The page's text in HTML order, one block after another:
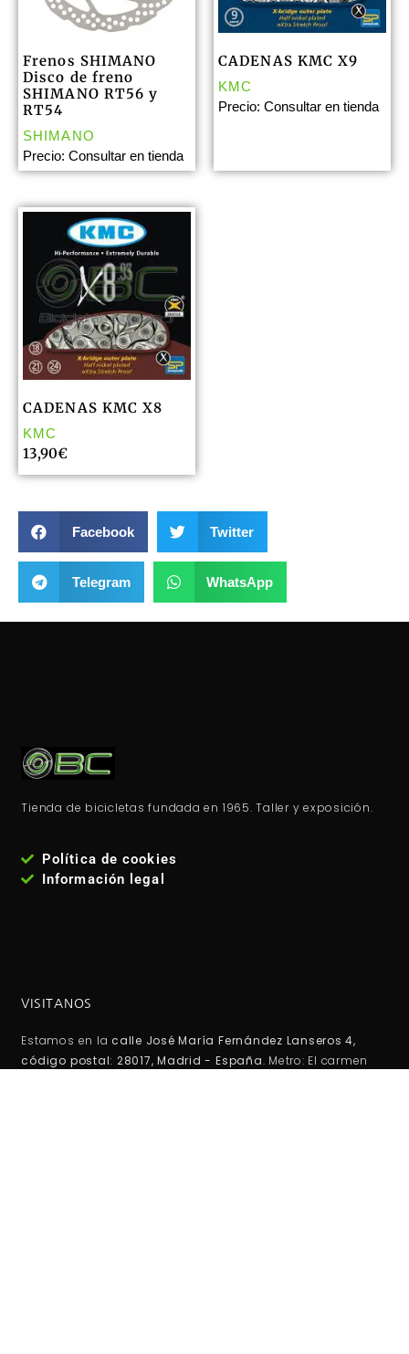
Frenos SHIMANO
Disco de freno
SHIMANO RT56 y
RT54
SHIMANO
Precio: Consultar en tienda
CADENAS KMC X9
KMC
Precio: Consultar en tienda
CADENAS KMC X8
KMC
13,90€
Facebook Twitter
Telegram WhatsApp
Tienda de bicicletas fundada en 1965. Taller y exposición.
Política de cookies
Información legal
VISITANOS
Estamos en la calle José María Fernández Lanseros 4,
código postal: 28017, Madrid - España. Metro: El carmen